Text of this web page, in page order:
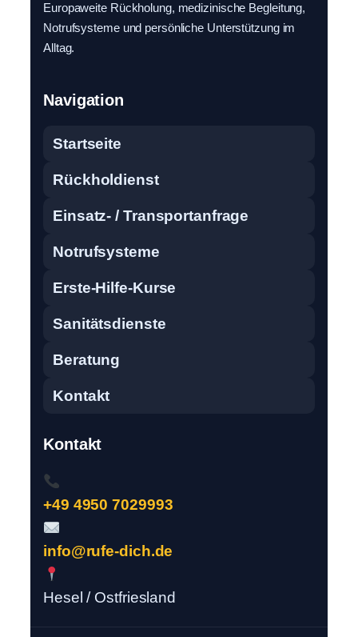
Europaweite Rückholung, medizinische Begleitung,
Notrufsysteme und persönliche Unterstützung im
Alltag.
Navigation
Startseite
Rückholdienst
Einsatz- / Transportanfrage
Notrufsysteme
Erste-Hilfe-Kurse
Sanitätsdienste
Beratung
Kontakt
Kontakt
+49 4950 7029993
info@rufe-dich.de
Hesel / Ostfriesland